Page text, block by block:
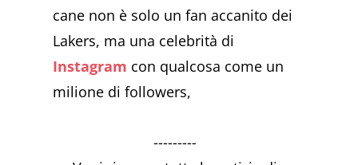
cane non è solo un fan accanito dei
Lakers, ma una celebrità di
Instagram con qualcosa come un
milione di followers,
---------